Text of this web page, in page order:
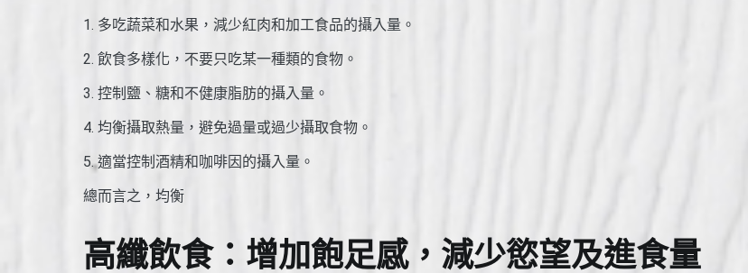
1. 多吃蔬菜和水果，減少紅肉和加工食品的攝入量。
2. 飲食多樣化，不要只吃某一種類的食物。
3. 控制鹽、糖和不健康脂肪的攝入量。
4. 均衡攝取熱量，避免過量或過少攝取食物。
5. 適當控制酒精和咖啡因的攝入量。
總而言之，均衡
高纖飲食：增加飽足感，減少慾望及進食量